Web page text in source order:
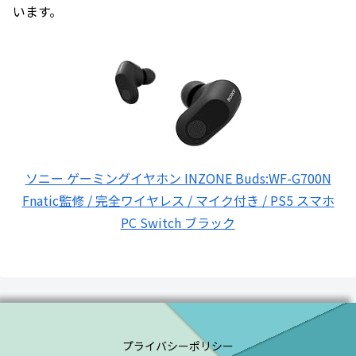
います。
ソニー ゲーミングイヤホン INZONE Buds:WF-G700N
Fnatic監修 / 完全ワイヤレス / マイク付き / PS5 スマホ
PC Switch ブラック
プライバシーポリシー